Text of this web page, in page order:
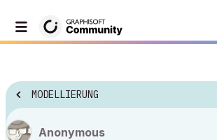
MODELLIERUNG
Anonymous